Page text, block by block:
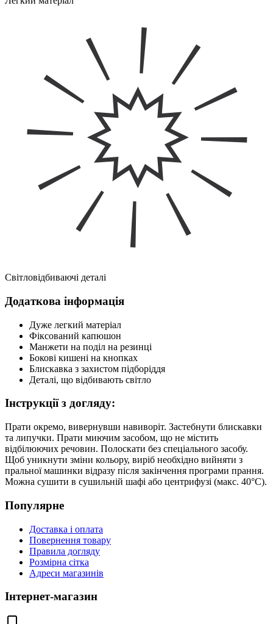
Світловідбиваючі деталі
Додаткова інформація
Дуже легкий матеріал
Фіксований капюшон
Манжети на поділ на резинці
Бокові кишені на кнопках
Блискавка з захистом підборіддя
Деталі, що відбивають світло
Інструкції з догляду:
Прати окремо, вивернувши навиворіт. Застебнути блискавки
та липучки. Прати миючим засобом, що не містить
відбілюючих речовин. Полоскати без спеціального засобу.
Щоб уникнути зміни кольору, виріб необхідно вийняти з
пральної машинки відразу після закінчення програми прання.
Можна сушити в сушильній шафі або центрифузі (макс. 40°C).
Популярне
Доставка і оплата
Повернення товару
Правила догляду
Розмірна сітка
Адреси магазинів
Інтернет-магазин